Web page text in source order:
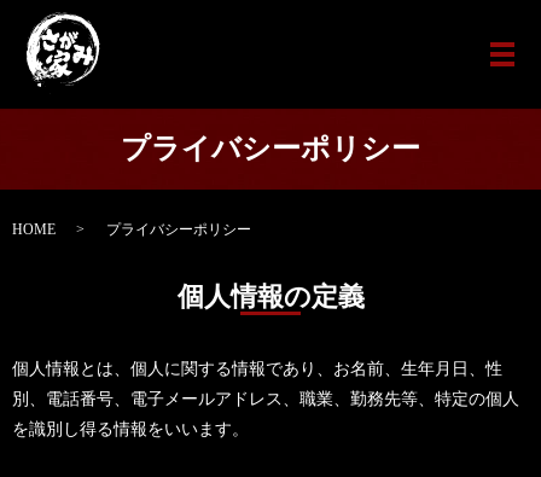
メ
プライバシーポリシー
HOME プライバシーポリシー
個人情報の定義
個人情報とは、個人に関する情報であり、お名前、生年月日、性
別、電話番号、電子メールアドレス、職業、勤務先等、特定の個人
を識別し得る情報をいいます。